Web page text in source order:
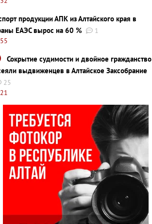
продукции АПК из Алтайского края в
ЕАЭС вырос на 60 %
1
Сокрытие судимости и двойное гражданство
выдвиженцев в Алтайское Заксобрание
25